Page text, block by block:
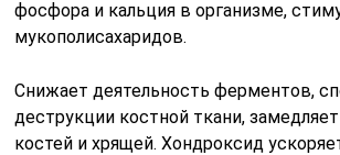
фосфора и кальция в организме,
мукополисахаридов.
Снижает деятельность ферментов,
деструкции костной ткани,
костей и хрящей. Хондроксид